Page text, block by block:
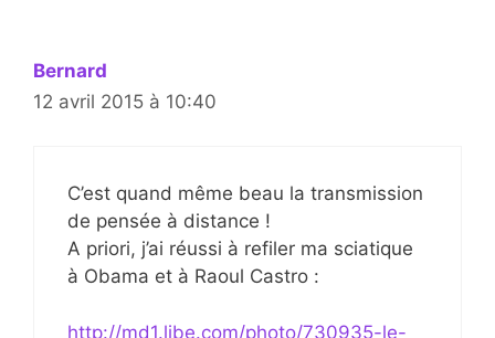
Bernard
12 avril 2015 à 10:40
C’est quand même beau la transmission
de pensée à distance !
A priori, j’ai réussi à refiler ma sciatique
à Obama et à Raoul Castro :
http://md1.libe.com/photo/730935-le-